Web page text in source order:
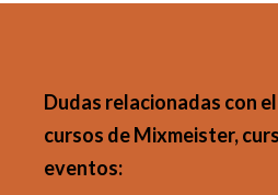
Dudas relacionadas con
cursos de Mixmeister,
eventos: